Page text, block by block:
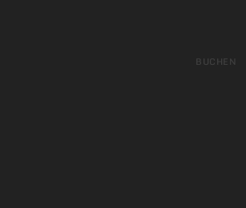
BUCHEN